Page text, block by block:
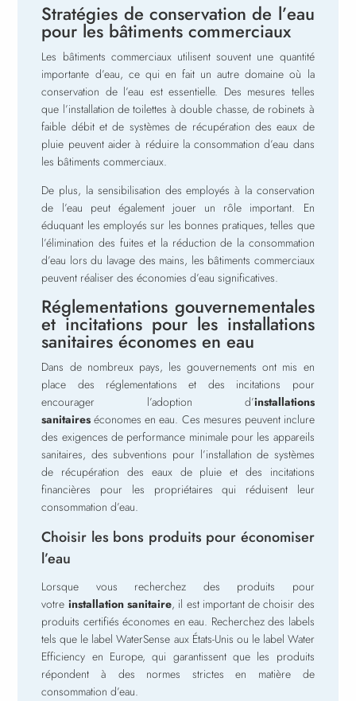
Stratégies de conservation de l’eau
pour les bâtiments commerciaux
Les bâtiments commerciaux utilisent souvent une quantité
importante d’eau, ce qui en fait un autre domaine où la
conservation de l’eau est essentielle. Des mesures telles
que l’installation de toilettes à double chasse, de robinets à
faible débit et de systèmes de récupération des eaux de
pluie peuvent aider à réduire la consommation d’eau dans
les bâtiments commerciaux.
De plus, la sensibilisation des employés à la conservation
de l’eau peut également jouer un rôle important. En
éduquant les employés sur les bonnes pratiques, telles que
l’élimination des fuites et la réduction de la consommation
d’eau lors du lavage des mains, les bâtiments commerciaux
peuvent réaliser des économies d’eau significatives.
Réglementations gouvernementales
et incitations pour les installations
sanitaires économes en eau
Dans de nombreux pays, les gouvernements ont mis en
place des réglementations et des incitations pour
encourager l’adoption d’installations
sanitaires économes en eau. Ces mesures peuvent inclure
des exigences de performance minimale pour les appareils
sanitaires, des subventions pour l’installation de systèmes
de récupération des eaux de pluie et des incitations
financières pour les propriétaires qui réduisent leur
consommation d’eau.
Choisir les bons produits pour économiser
l’eau
Lorsque vous recherchez des produits pour
votre installation sanitaire, il est important de choisir des
produits certifiés économes en eau. Recherchez des labels
tels que le label WaterSense aux États-Unis ou le label Water
Efficiency en Europe, qui garantissent que les produits
répondent à des normes strictes en matière de
consommation d’eau.